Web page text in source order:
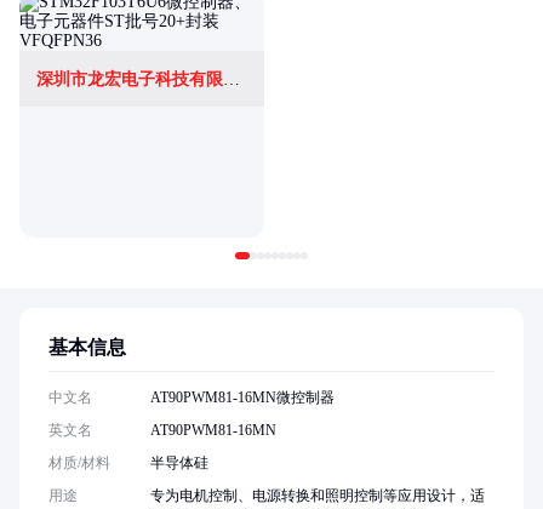
深圳市龙宏电子科技有限公司
基本信息
中文名
AT90PWM81-16MN微控制器
英文名
AT90PWM81-16MN
材质/材料
半导体硅
用途
专为电机控制、电源转换和照明控制等应用设计，适